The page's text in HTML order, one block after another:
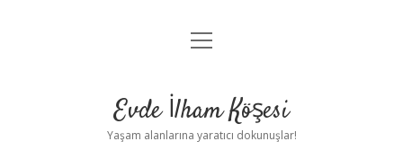
Anasayfa
Yasal Uyarı
menüyü
Evde İlham Köşesi
Yaşam alanlarına yaratıcı dokunuşlar!